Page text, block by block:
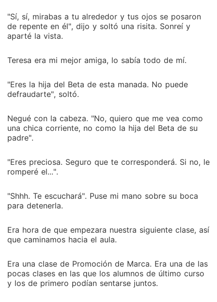
"Sí, sí, mirabas a tu alrededor y tus ojos se posaron
de repente en él", dijo y soltó una risita. Sonreí y
aparté la vista.
Teresa era mi mejor amiga, lo sabía todo de mí.
"Eres la hija del Beta de esta manada. No puede
defraudarte", soltó.
Negué con la cabeza. "No, quiero que me vea como
una chica corriente, no como la hija del Beta de su
padre".
"Eres preciosa. Seguro que te corresponderá. Si no, le
romperé el...".
"Shhh. Te escuchará". Puse mi mano sobre su boca
para detenerla.
Era hora de que empezara nuestra siguiente clase, así
que caminamos hacia el aula.
Era una clase de Promoción de Marca. Era una de las
pocas clases en las que los alumnos de último curso
y los de primero podían sentarse juntos.